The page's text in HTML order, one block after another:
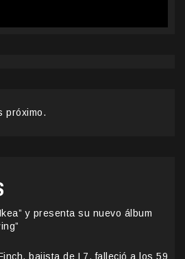
próximo.
y presenta su nuevo álbum
bajista de L7, falleció a los 59